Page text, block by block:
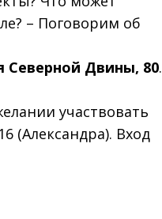
– Поговорим об
Северной Двины, 80.
участвовать
(Александра). Вход